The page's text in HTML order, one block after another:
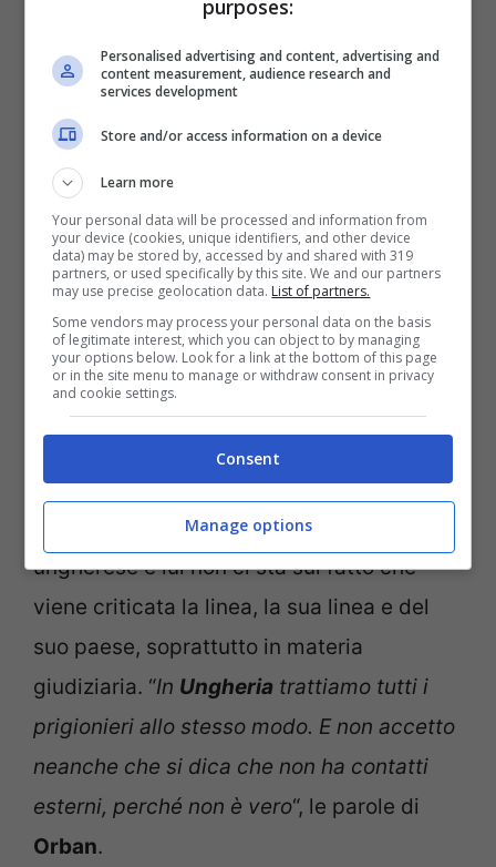
Il premier ungherese Viktor Orban (Ansa Notizie.com)
ministro ungherese
del caso di Ilaria Salis, l’attivista italiana
entrata in catene in un’aula di giustizia
ungherese e lui non ci sta sul fatto che
viene criticata la linea, la sua linea e del
suo paese, soprattutto in materia
giudiziaria. “In Ungheria trattiamo tutti i
prigionieri allo stesso modo. E non accetto
neanche che si dica che non ha contatti
esterni, perché non è vero“, le parole di
Orban.
purposes:
Personalised advertising and content, advertising and
content measurement, audience research and
services development
Store and/or access information on a device
Learn more
Your personal data will be processed and information from
your device (cookies, unique identifiers, and other device
data) may be stored by, accessed by and shared with 319
partners, or used specifically by this site. We and our partners
may use precise geolocation data. List of partners.
Some vendors may process your personal data on the basis
of legitimate interest, which you can object to by managing
your options below. Look for a link at the bottom of this page
or in the site menu to manage or withdraw consent in privacy
and cookie settings.
Consent
Manage options